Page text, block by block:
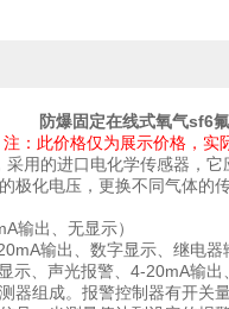
防爆固定在线式氧气sf6
注：此价格仅为展示价格，实
采用的进口电化学传感器，
极化电压，更换不同气体的
输出、无显示）
输出、数字显示、继电器
、声光报警、4-20mA输出
器组成。报警控制器有开关